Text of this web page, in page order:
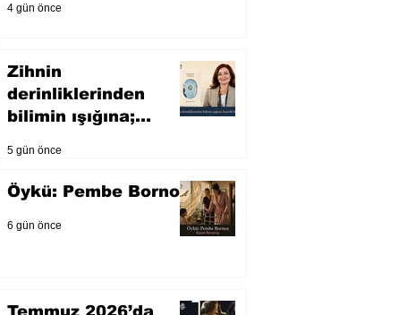
4 gün önce
Zihnin
derinliklerinden
bilimin ışığına;
5 gün önce
Öykü: Pembe Bornoz
6 gün önce
Temmuz 2026’da